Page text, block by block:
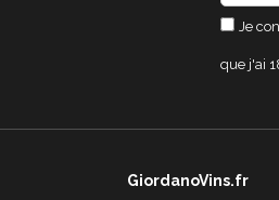
Je
que j'ai
GiordanoVins.fr